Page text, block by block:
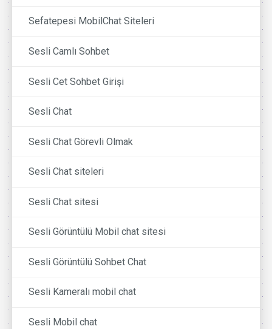
Sefatepesi MobilChat Siteleri
Sesli Camlı Sohbet
Sesli Cet Sohbet Girişi
Sesli Chat
Sesli Chat Görevli Olmak
Sesli Chat siteleri
Sesli Chat sitesi
Sesli Görüntülü Mobil chat sitesi
Sesli Görüntülü Sohbet Chat
Sesli Kameralı mobil chat
Sesli Mobil chat